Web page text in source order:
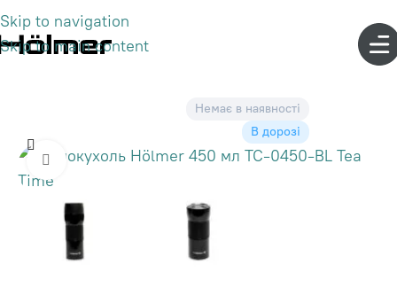
Skip to navigation
Skip to main content
Немає в наявності
В дорозі
Click to enlarge